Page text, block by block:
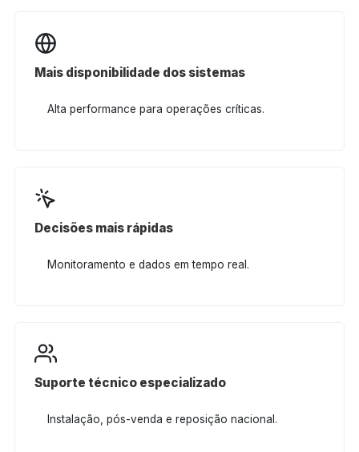
Mais disponibilidade dos sistemas
Alta performance para operações críticas.
Decisões mais rápidas
Monitoramento e dados em tempo real.
Suporte técnico especializado
Instalação, pós-venda e reposição nacional.